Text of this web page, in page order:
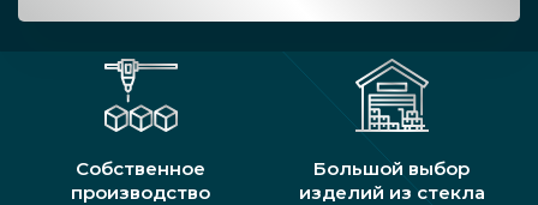
Собственное
производство
Большой выбор
изделий из стекла